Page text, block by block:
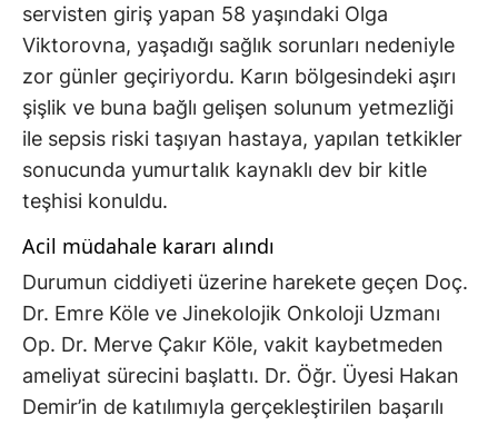
servisten giriş yapan 58 yaşındaki Olga
Viktorovna, yaşadığı sağlık sorunları nedeniyle
zor günler geçiriyordu. Karın bölgesindeki aşırı
şişlik ve buna bağlı gelişen solunum yetmezliği
ile sepsis riski taşıyan hastaya, yapılan tetkikler
sonucunda yumurtalık kaynaklı dev bir kitle
teşhisi konuldu.
Acil müdahale kararı alındı
Durumun ciddiyeti üzerine harekete geçen Doç.
Dr. Emre Köle ve Jinekolojik Onkoloji Uzmanı
Op. Dr. Merve Çakır Köle, vakit kaybetmeden
ameliyat sürecini başlattı. Dr. Öğr. Üyesi Hakan
Demir’in de katılımıyla gerçekleştirilen başarılı